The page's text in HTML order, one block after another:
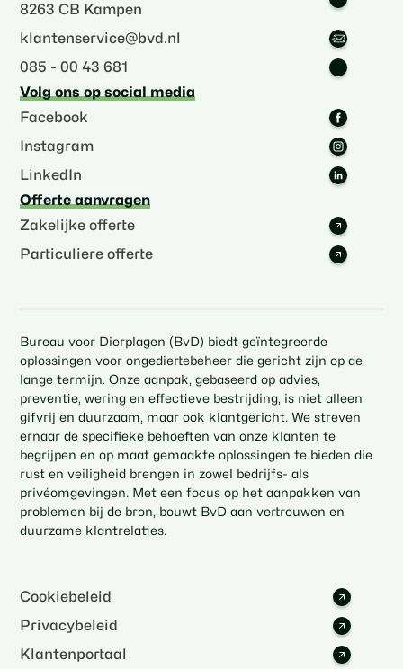
8263 CB Kampen
klantenservice@bvd.nl
085 - 00 43 681
Volg ons op social media
Facebook
Instagram
LinkedIn
Offerte aanvragen
Zakelijke offerte
Particuliere offerte
Bureau voor Dierplagen (BvD) biedt geïntegreerde
oplossingen voor ongediertebeheer die gericht zijn op de
lange termijn. Onze aanpak, gebaseerd op advies,
preventie, wering en effectieve bestrijding, is niet alleen
gifvrij en duurzaam, maar ook klantgericht. We streven
ernaar de specifieke behoeften van onze klanten te
begrijpen en op maat gemaakte oplossingen te bieden die
rust en veiligheid brengen in zowel bedrijfs- als
privéomgevingen. Met een focus op het aanpakken van
problemen bij de bron, bouwt BvD aan vertrouwen en
duurzame klantrelaties.
Cookiebeleid
Privacybeleid
Klantenportaal